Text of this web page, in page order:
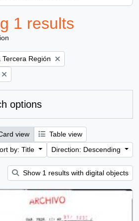
1 results
Región
options
view
Table view
by: Title
Direction: Descending
Show 1 results with digital objects